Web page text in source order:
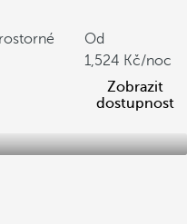
Od
1,524
/noc
Zobrazit
dostupnost